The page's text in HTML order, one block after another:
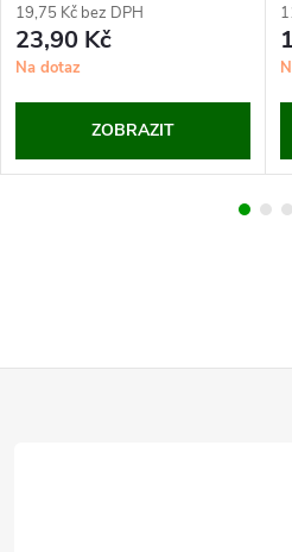
19,75 Kč bez DPH
23,90 Kč
Na dotaz
ZOBRAZIT